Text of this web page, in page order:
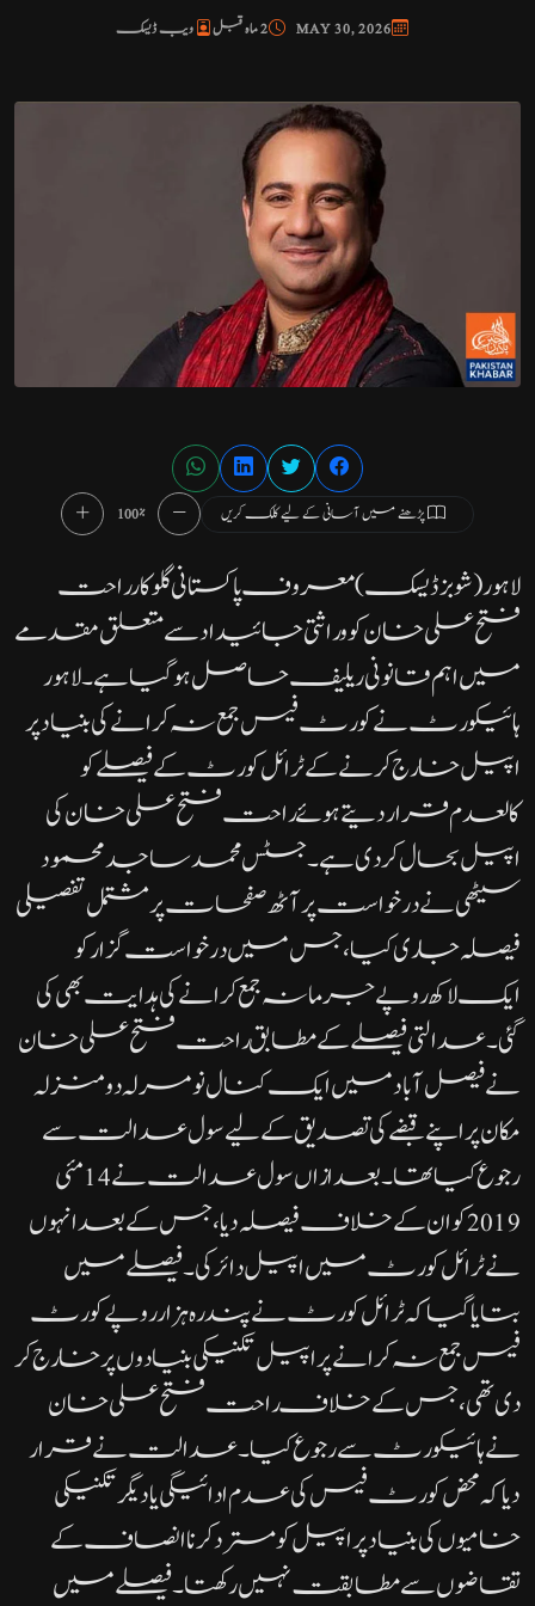
MAY 30, 2026 2 ماہ قبل ویب ڈیسک
پڑھنے میں آسانی کے لیے کلک کریں 100%
لاہور( شو بز ڈیسک)معروف پاکستانی گلوکار راحت
فتح علی خان کو وراثتی جائیداد سے متعلق مقدمے
میں اہم قانونی ریلیف حاصل ہو گیا ہے۔لاہور
ہائیکورٹ نے کورٹ فیس جمع نہ کرانے کی بنیاد پر
اپیل خارج کرنے کے ٹرائل کورٹ کے فیصلے کو
کالعدم قرار دیتے ہوئے راحت فتح علی خان کی
اپیل بحال کر دی ہے۔جسٹس محمد ساجد محمود
سیٹھی نے درخواست پر آٹھ صفحات پر مشتمل تفصیلی
فیصلہ جاری کیا، جس میں درخواست گزار کو
ایک لاکھ روپے جرمانہ جمع کرانے کی ہدایت بھی کی
گئی۔عدالتی فیصلے کے مطابق راحت فتح علی خان
نے فیصل آباد میں ایک کنال نو مرلہ دو منزلہ
مکان پر اپنے قبضے کی تصدیق کے لیے سول عدالت سے
رجوع کیا تھا۔ بعد ازاں سول عدالت نے 14 مئی
2019 کو ان کے خلاف فیصلہ دیا، جس کے بعد انہوں
نے ٹرائل کورٹ میں اپیل دائر کی۔فیصلے میں
بتایا گیا کہ ٹرائل کورٹ نے پندرہ ہزار روپے کورٹ
فیس جمع نہ کرانے پر اپیل تکنیکی بنیادوں پر خارج کر
دی تھی، جس کے خلاف راحت فتح علی خان
نے ہائیکورٹ سے رجوع کیا۔عدالت نے قرار
دیا کہ محض کورٹ فیس کی عدم ادائیگی یا دیگر تکنیکی
خامیوں کی بنیاد پر اپیل کو مسترد کرنا انصاف کے
تقاضوں سے مطابقت نہیں رکھتا۔ فیصلے میں